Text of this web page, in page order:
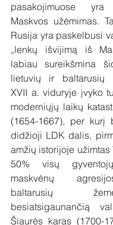
pasakojimuose
Maskvos užėmimas.
Rusija yra paskelbusi
„lenkų išvijimą iš
labiau sureikšmina
lietuvių ir baltarusių
XVII a. viduryje įvyko
moderniųjų laikų
(1654-1667), per kurį
didžioji LDK dalis,
amžių istorijoje
50% visų
maskvėnų
baltarusių
besiatsigaunančią
Šiaurės karas (1700-